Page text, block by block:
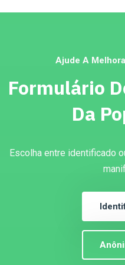
Ajude A
Formulário
Da
Escolha entre identificado